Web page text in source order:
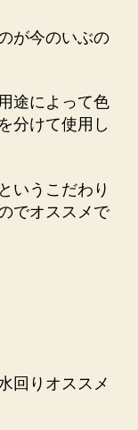
が今のいぶの
途によって色
分けて使用し
いうこだわり
でオススメで
回りオススメ